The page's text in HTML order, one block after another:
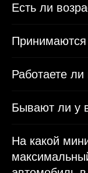
Есть ли
Работаете
Бывают ли у
На какой